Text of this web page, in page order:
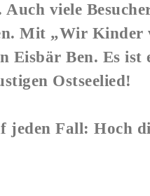
Auch viele
Mit „Wir Kinder
Eisbär Ben. Es ist
Ostseelied!
jeden Fall: Hoch